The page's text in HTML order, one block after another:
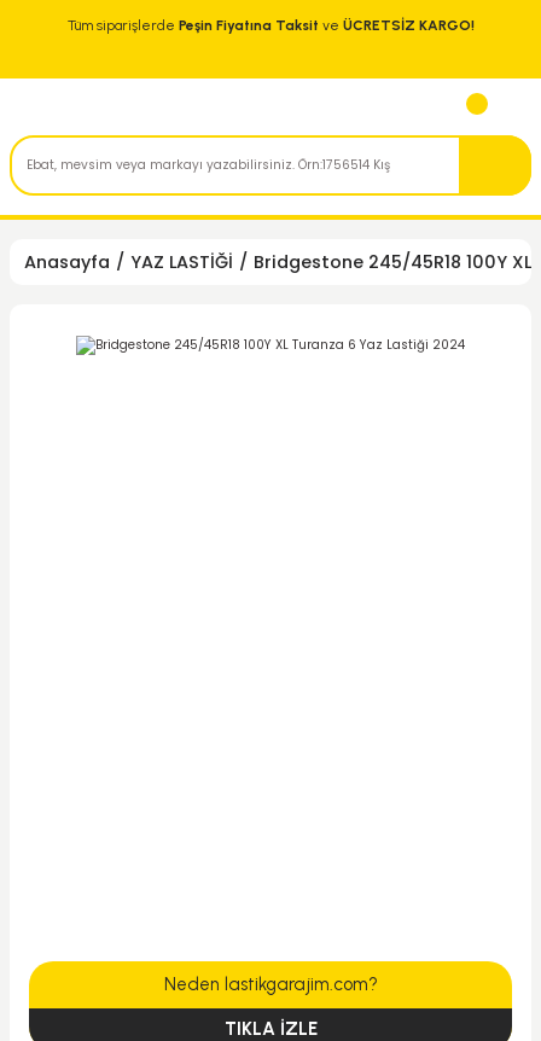
Tüm siparişlerde Peşin Fiyatına Taksit ve ÜCRETSİZ KARGO!
Anasayfa YAZ LASTİĞİ Bridgestone 245/45R18 100Y
Neden lastikgarajim.com?
TIKLA İZLE